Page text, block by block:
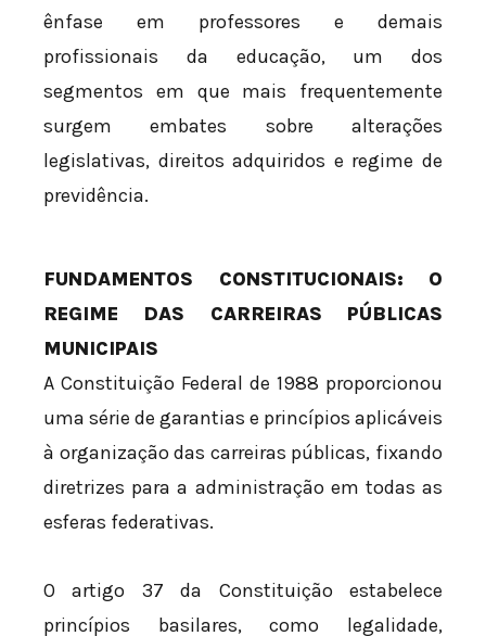
ênfase em professores e demais
profissionais da educação, um dos
segmentos em que mais frequentemente
surgem embates sobre alterações
legislativas, direitos adquiridos e regime de
previdência.
FUNDAMENTOS CONSTITUCIONAIS: O
REGIME DAS CARREIRAS PÚBLICAS
MUNICIPAIS
A Constituição Federal de 1988 proporcionou
uma série de garantias e princípios aplicáveis
à organização das carreiras públicas, fixando
diretrizes para a administração em todas as
esferas federativas.
O artigo 37 da Constituição estabelece
princípios basilares, como legalidade,